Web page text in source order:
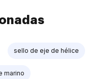
sello de eje de hélice
marino